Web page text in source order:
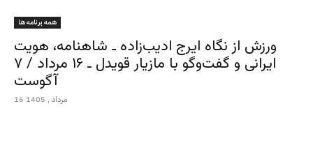
همه برنامه ها
ورزش از نگاه ایرج ادیب‌زاده ـ شاهنامه، هویت
ایرانی و گفت‌وگو با مازیار قویدل ـ ۱۶ مرداد / ۷
آگوست
16 مرداد , 1405